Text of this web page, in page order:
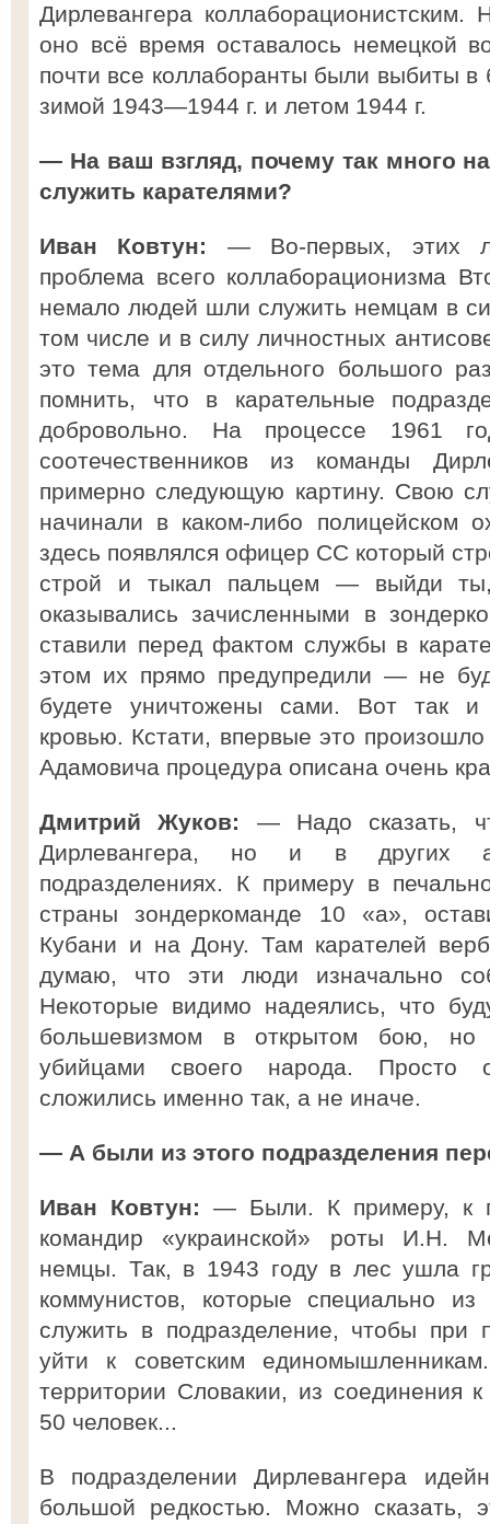
Дирлевангера
оно всё время оставалось немецкой
почти все коллаборанты были выбиты в
зимой 1943—1944 г. и летом 1944 г.
— На ваш взгляд, почему так много
служить карателями?
Иван Ковтун:
— Во-первых, этих
проблема всего коллаборационизма
немало людей шли служить немцам в
том числе и в силу личностных
это тема для отдельного большого
помнить, что в карательные
добровольно. На процессе 1961
соотечественников из команды
примерно следующую картину. Свою
начинали в каком-либо полицейском
здесь появлялся офицер СС который
строй и тыкал пальцем — выйди
оказывались зачисленными в
ставили перед фактом службы в
этом их прямо предупредили — не
будете уничтожены сами. Вот так
кровью. Кстати, впервые это
Адамовича процедура описана очень
Дмитрий Жуков:
— Надо сказать,
Дирлевангера, но и в других
подразделениях. К примеру в
страны зондеркоманде 10 «а»,
Кубани и на Дону. Там карателей
думаю, что эти люди изначально
Некоторые видимо надеялись, что
большевизмом в открытом бою, но
убийцами своего народа. Просто
сложились именно так, а не иначе.
— А были из этого подразделения
Иван Ковтун: — Были. К примеру, к
командир «украинской» роты И.Н.
немцы. Так, в 1943 году в лес ушла
коммунистов, которые специально из
служить в подразделение, чтобы при
уйти к советским
территории Словакии, из соединения
50 человек...
В подразделении Дирлевангера
большой редкостью. Можно сказать,